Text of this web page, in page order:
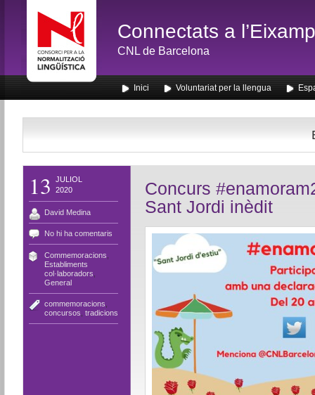
Connectats a
CNL de Barcelona
Inici Voluntariat per la llengua
13
JULIOL
2020
David Medina
No hi ha comentaris
Commemoracions
Establiments
col·laboradors
General
commemoracions
concursos tradicions
Concurs
Sant Jordi inèdit